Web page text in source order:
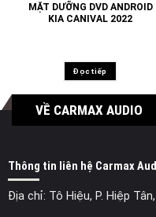
MẶT DƯỠNG DVD ANDROID
KIA CANIVAL 2022
Đọc tiếp
VỀ CARMAX AUDIO
Thông tin liên hệ Carmax
Địa chỉ: Tô Hiệu, P. Hiệp